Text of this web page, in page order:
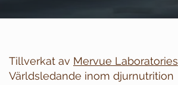
Tillverkat av Mervue Laboratories
Världsledande inom djurnutrition